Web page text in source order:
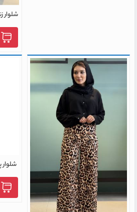
شلوار
شلوار پارچه